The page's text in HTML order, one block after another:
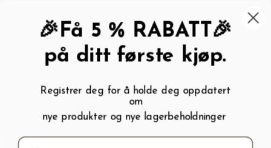
My wishlist ( 0
Menu Søk Logg inn Handlevogn
Hjem
🎉Få 5 % RABATT🎉
på ditt første kjøp.
Registrer deg for å holde deg oppdatert
om
nye produkter og nye lagerbeholdninger